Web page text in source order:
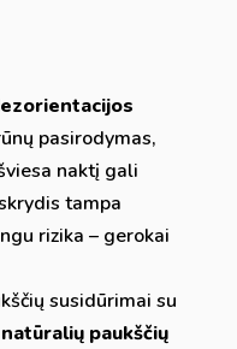
pasirodymas,
naktį gali
tampa
rizika – gerokai
susidūrimai su
paukščių